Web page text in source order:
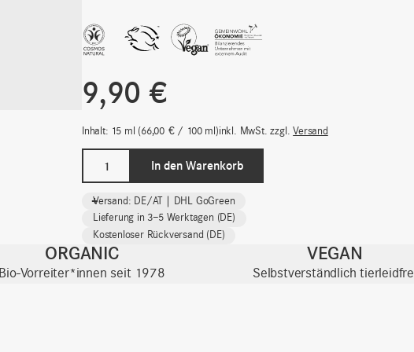
9,90 €
Inhalt: 15 ml 66,00 €/ 100 ml inkl. MwSt. zzgl.Versand
Pickel
Treatment
&
Mischhaut
-
+
In den Warenkorb
Versand: DE/AT | DHL GoGreen
Lieferung in 3–5 Werktagen (DE)
Kostenloser Rückversand (DE)
ORGANIC
Bio-Vorreiter*innen seit 1978
VEGAN
Selbstverständlich